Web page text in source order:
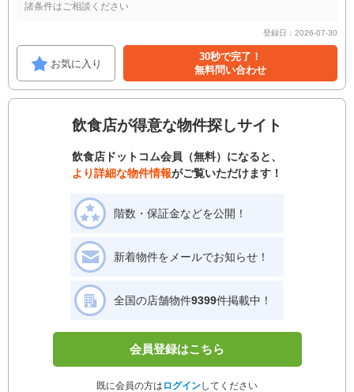
諸条件はご相談ください
登録日：2026-07-30
お気に入り
30秒で完了！
無料問い合わせ
飲食店が得意な物件探しサイト
飲食店ドットコム会員（無料）になると、
より詳細な物件情報がご覧いただけます！
階数・保証金などを公開！
新着物件をメールでお知らせ！
全国の店舗物件9399件掲載中！
会員登録はこちら
既に会員の方は ログインしてください